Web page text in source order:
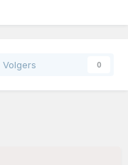
Volgers 0